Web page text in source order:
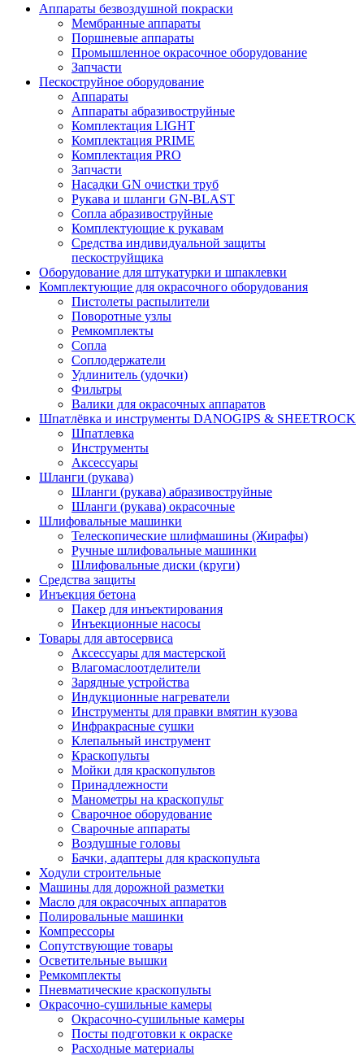
Аппараты безвоздушной покраски
Мембранные аппараты
Поршневые аппараты
Промышленное окрасочное оборудование
Запчасти
Пескоструйное оборудование
Аппараты
Аппараты абразивоструйные
Комплектация LIGHT
Комплектация PRIME
Комплектация PRO
Запчасти
Насадки GN очистки труб
Рукава и шланги GN-BLAST
Сопла абразивоструйные
Комплектующие к рукавам
Средства индивидуальной защиты
пескоструйщика
Оборудование для штукатурки и шпаклевки
Комплектующие для окрасочного оборудования
Пистолеты распылители
Поворотные узлы
Ремкомплекты
Сопла
Соплодержатели
Удлинитель (удочки)
Фильтры
Валики для окрасочных аппаратов
Шпатлёвка и инструменты DANOGIPS & SHEETROCK
Шпатлевка
Инструменты
Аксессуары
Шланги (рукава)
Шланги (рукава) абразивоструйные
Шланги (рукава) окрасочные
Шлифовальные машинки
Телескопические шлифмашины (Жирафы)
Ручные шлифовальные машинки
Шлифовальные диски (круги)
Средства защиты
Инъекция бетона
Пакер для инъектирования
Инъекционные насосы
Товары для автосервиса
Аксессуары для мастерской
Влагомаслоотделители
Зарядные устройства
Индукционные нагреватели
Инструменты для правки вмятин кузова
Инфракрасные сушки
Клепальный инструмент
Краскопульты
Мойки для краскопультов
Принадлежности
Манометры на краскопульт
Сварочное оборудование
Сварочные аппараты
Воздушные головы
Бачки, адаптеры для краскопульта
Ходули строительные
Машины для дорожной разметки
Масло для окрасочных аппаратов
Полировальные машинки
Компрессоры
Сопутствующие товары
Осветительные вышки
Ремкомплекты
Пневматические краскопульты
Окрасочно-сушильные камеры
Окрасочно-сушильные камеры
Посты подготовки к окраске
Расходные материалы